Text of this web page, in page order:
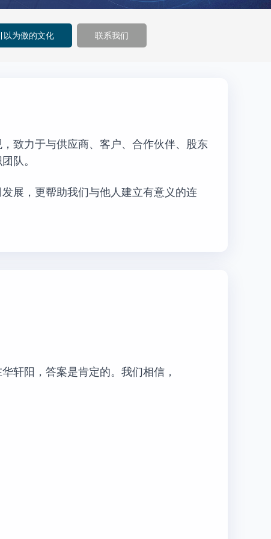
以为傲的文化 联系我们
，致力于与供应商、客户、合作伙伴、股东
队。
展，更帮助我们与他人建立有意义的连
轩阳，答案是肯定的。我们相信，